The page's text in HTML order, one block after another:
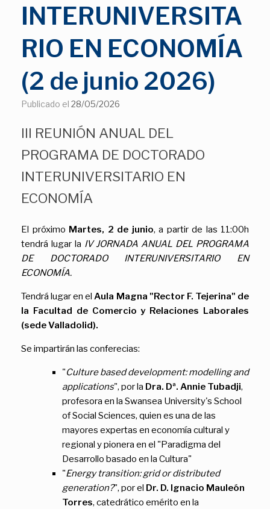
INTERUNIVERSITA
RIO EN ECONOMÍA
(2 de junio 2026)
Publicado el 28/05/2026
III REUNIÓN ANUAL DEL
PROGRAMA DE DOCTORADO
INTERUNIVERSITARIO EN
ECONOMÍA
El próximo Martes, 2 de junio, a partir de las 11:00h
tendrá lugar la IV JORNADA ANUAL DEL PROGRAMA
DE DOCTORADO INTERUNIVERSITARIO EN
ECONOMÍA.
Tendrá lugar en elAula Magna "Rector F. Tejerina" de
la Facultad de Comercio y Relaciones Laborales
(sede Valladolid).
Se impartirán las conferecias:
"Culture based development: modelling and
applications", por la Dra. Dª. Annie Tubadji,
profesora en la Swansea University's School
of Social Sciences, quien es una de las
mayores expertas en economía cultural y
regional y pionera en el "Paradigma del
Desarrollo basado en la Cultura"
"Energy transition: grid or distributed
generation?", por el Dr. D. Ignacio Mauleón
Torres, catedrático emérito en la